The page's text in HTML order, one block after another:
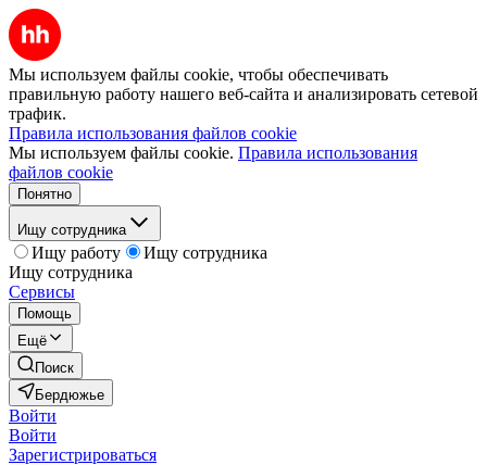
Мы используем файлы cookie, чтобы обеспечивать
правильную работу нашего веб-сайта и анализировать сетевой
трафик.
Правила использования файлов cookie
Мы используем файлы cookie. Правила использования
файлов cookie
Понятно
Ищу сотрудника
Ищу работу
Ищу сотрудника
Ищу сотрудника
Сервисы
Помощь
Ещё
Поиск
Бердюжье
Войти
Войти
Зарегистрироваться